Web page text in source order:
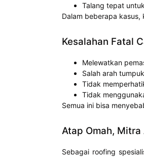
Talang tepat
Dalam beberapa
Kesalahan Fatal
Melewatkan
Salah arah
Tidak
Tidak
Semua ini bisa
Atap Omah,
Sebagai roofing